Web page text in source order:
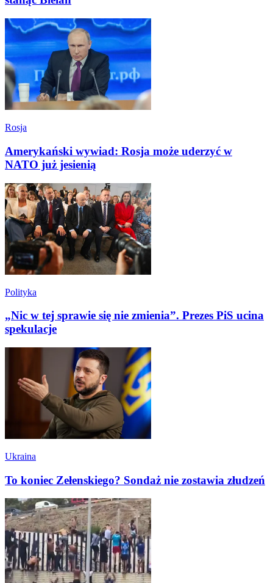
Rosja
Amerykański wywiad: Rosja może uderzyć w
NATO już jesienią
Polityka
„Nic w tej sprawie się nie zmienia”. Prezes PiS ucina
spekulacje
Ukraina
To koniec Zełenskiego? Sondaż nie zostawia złudzeń